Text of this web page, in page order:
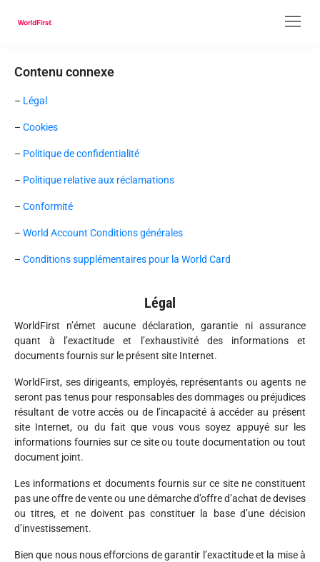
Contenu connexe
– Légal
– Cookies
– Politique de confidentialité
– Politique relative aux réclamations
– Conformité
– World Account Conditions générales
– Conditions supplémentaires pour la World Card
Légal
WorldFirst n’émet aucune déclaration, garantie ni assurance
quant à l’exactitude et l’exhaustivité des informations et
documents fournis sur le présent site Internet.
WorldFirst, ses dirigeants, employés, représentants ou agents ne
seront pas tenus pour responsables des dommages ou préjudices
résultant de votre accès ou de l’incapacité à accéder au présent
site Internet, ou du fait que vous vous soyez appuyé sur les
informations fournies sur ce site ou toute documentation ou tout
document joint.
Les informations et documents fournis sur ce site ne constituent
pas une offre de vente ou une démarche d’offre d’achat de devises
ou titres, et ne doivent pas constituer la base d’une décision
d’investissement.
Bien que nous nous efforcions de garantir l’exactitude et la mise à